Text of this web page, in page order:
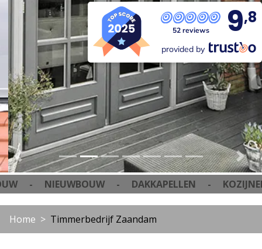
52 reviews 9,8
provided by
Vorige
NIEUWBOUW - DAKKAPELLEN - KOZIJNEN
Home Timmerbedrijf Zaandam